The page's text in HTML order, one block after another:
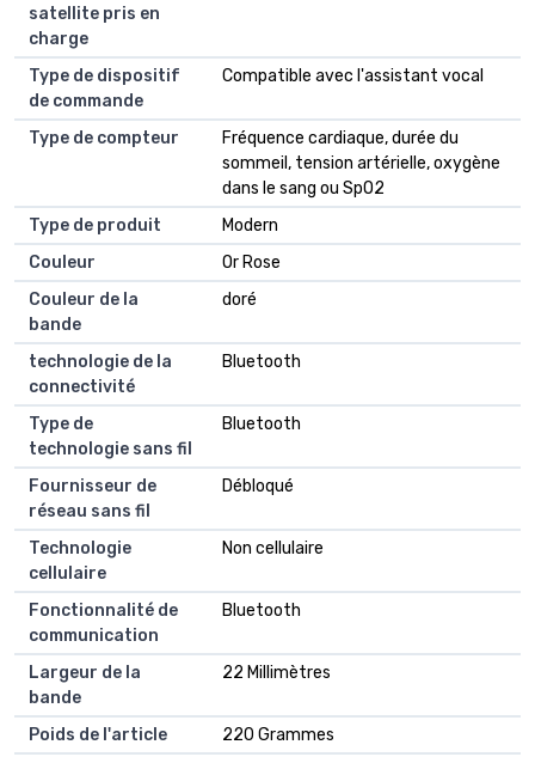
satellite pris en
charge
Type de dispositif
de commande
Compatible avec l'assistant vocal
Type de compteur
Fréquence cardiaque, durée du
sommeil, tension artérielle, oxygène
dans le sang ou SpO2
Type de produit
Modern
Couleur
Or Rose
Couleur de la
bande
doré
technologie de la
connectivité
Bluetooth
Type de
technologie sans fil
Bluetooth
Fournisseur de
réseau sans fil
Débloqué
Technologie
cellulaire
Non cellulaire
Fonctionnalité de
communication
Bluetooth
Largeur de la
bande
22 Millimètres
Poids de l'article
220 Grammes